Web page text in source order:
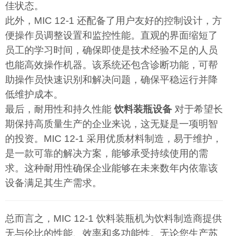
佳状态。
此外，MIC 12-1 还配备了用户友好的控制设计，方
便操作员调整设置和监控性能。直观的界面缩短了
员工的学习时间，确保即使是技术经验不足的人员
也能高效操作机器。该系统还包含诊断功能，可帮
助操作员快速识别和解决问题，确保平稳运行并降
低维护成本。
最后，耐用性和持久性能 饮料装瓶设备 对于希望长
期保持高质量生产的企业来说，这无疑是一项明智
的投资。MIC 12-1 采用优质材料制造，易于维护，
是一款可靠的解决方案，能够承受持续使用的需
求。这种耐用性确保企业能够在未来数年内依靠该
设备满足其生产需求。
总而言之，MIC 12-1 饮料装瓶机为饮料制造商提供
无与伦比的性能、效率和多功能性。无论您生产苏